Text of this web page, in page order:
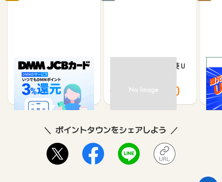
DMM JCBカード（発
券）
3,000 5,500
【過去最高還元】三菱Ｕ
8,000 12,000
※合
※【
シ
ポイントタウンをシェアしよう